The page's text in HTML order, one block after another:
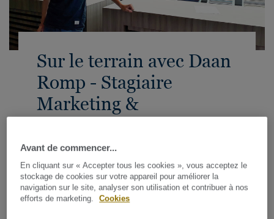
Sur le terrain avec Daan
Romp - Stagiaire
Marketing &
Avant de commencer...
En cliquant sur « Accepter tous les cookies », vous acceptez le
stockage de cookies sur votre appareil pour améliorer la
navigation sur le site, analyser son utilisation et contribuer à nos
efforts de marketing.
Cookies